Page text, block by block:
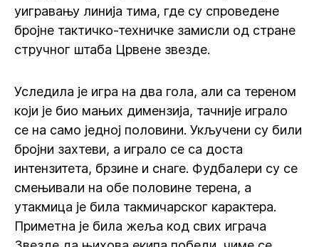
уигравању линија тима, где су спроведене
бројне тактичко-техничке замисли од стране
стручног штаба Црвене звезде.
Уследила је игра на два гола, али са тереном
који је био мањих димензија, тачније играло
се на само једној половини. Укључени су били
бројни захтеви, а играло се са доста
интензитета, брзине и снаге. Фудбалери су се
смењивали на обе половине терена, а
утакмица је била такмичарског карактера.
Приметна је била жеља код свих играча